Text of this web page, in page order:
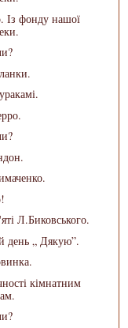
Із фонду нашої
Л.Биковського.
день „ Дякую”.
кімнатним